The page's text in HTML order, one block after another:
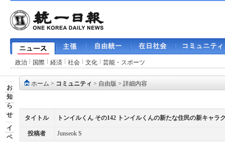
政治 国際 経済 社会 文化 芸能・スポーツ
お
知
ら
せ
イ
ベ
ホーム > コミュニティ > 自由版 > 詳細内容
タイトル トンイルくん その142 トンイルくんの新たな住民の新キャラ
投稿者
Junseok S